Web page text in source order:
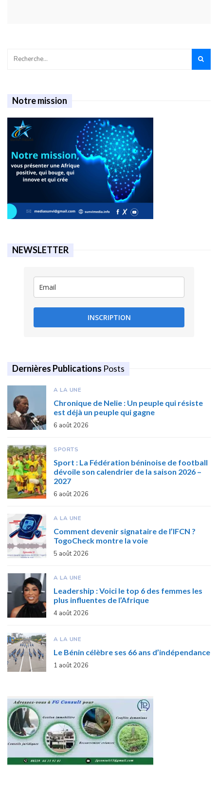
Notre mission
NEWSLETTER
INSCRIPTION
Dernières Publications Posts
A LA UNE
Chronique de Nelie : Un peuple qui résiste
est déjà un peuple qui gagne
6 août 2026
SPORTS
Sport : La Fédération béninoise de football
dévoile son calendrier de la saison 2026 –
2027
6 août 2026
A LA UNE
Comment devenir signataire de l’IFCN ?
TogoCheck montre la voie
5 août 2026
A LA UNE
Leadership : Voici le top 6 des femmes les
plus influentes de l’Afrique
4 août 2026
A LA UNE
Le Bénin célèbre ses 66 ans d’indépendance
1 août 2026